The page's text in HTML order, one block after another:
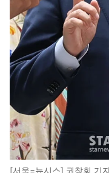
[서울=뉴시스] 권창회 기